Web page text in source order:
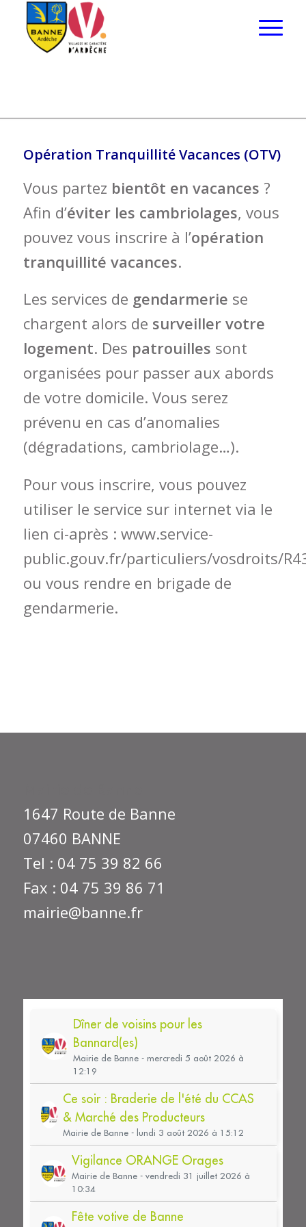
Opération Tranquillité Vacances (OTV)
Vous partez bientôt en vacances ?
Afin d’éviter les cambriolages, vous
pouvez vous inscrire à l’opération
tranquillité vacances.
Les services de gendarmerie se
chargent alors de surveiller votre
logement. Des patrouilles sont
organisées pour passer aux abords
de votre domicile. Vous serez
prévenu en cas d’anomalies
(dégradations, cambriolage…).
Pour vous inscrire, vous pouvez
utiliser le service sur internet via le
lien ci-après : www.service-
public.gouv.fr/particuliers/vosdroits/
ou vous rendre en brigade de
gendarmerie.
1647 Route de Banne
07460 BANNE
Tel : 04 75 39 82 66
Fax : 04 75 39 86 71
mairie@banne.fr